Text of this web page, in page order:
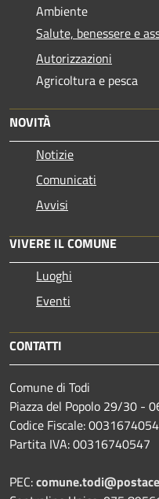
Ambiente
Salute, benessere e
Autorizzazioni
Agricoltura e pesca
NOVITÀ
Notizie
Comunicati
Avvisi
VIVERE IL COMUNE
Luoghi
Eventi
CONTATTI
Comune di Todi
Piazza del Popolo 29/30 -
Codice Fiscale:
Partita IVA: 00316740547
PEC: